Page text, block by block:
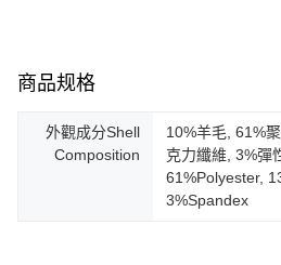
商品规格
外觀成分Shell
Composition
10%羊毛, 61%
克力纖維, 3%彈
61%Polyester,
3%Spandex